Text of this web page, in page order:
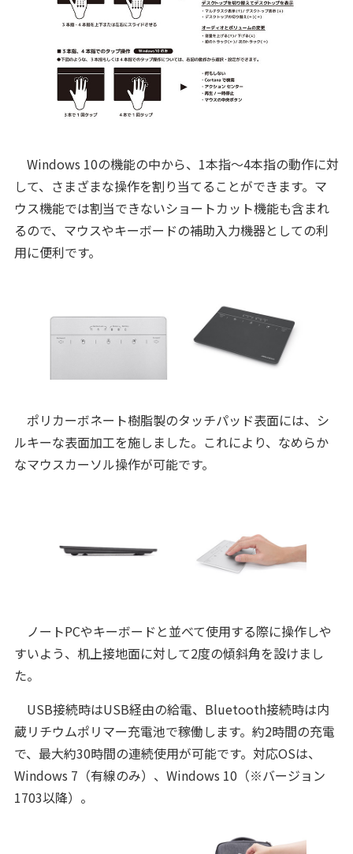
Windows 10の機能の中から、1本指～4本指の動作に対
して、さまざまな操作を割り当てることができます。マ
ウス機能では割当できないショートカット機能も含まれ
るので、マウスやキーボードの補助入力機器としての利
用に便利です。
ポリカーボネート樹脂製のタッチパッド表面には、シ
ルキーな表面加工を施しました。これにより、なめらか
なマウスカーソル操作が可能です。
ノートPCやキーボードと並べて使用する際に操作しや
すいよう、机上接地面に対して2度の傾斜角を設けまし
た。
USB接続時はUSB経由の給電、Bluetooth接続時は内
蔵リチウムポリマー充電池で稼働します。約2時間の充電
で、最大約30時間の連続使用が可能です。対応OSは、
Windows 7（有線のみ）、Windows 10（※バージョン
1703以降）。